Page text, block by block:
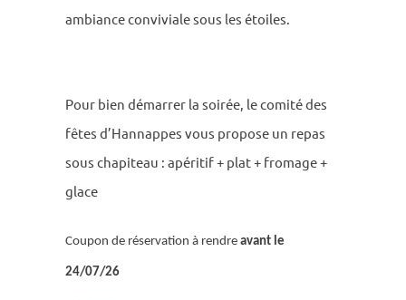
ambiance convi­viale sous les étoiles.
Pour bien démar­rer la soirée, le comité des
fêtes d’Hannappes vous propose un repas
sous chapi­teau : apéri­tif + plat + fromage +
glace
Coupon de réser­va­tion à rendre avant le
24/07/26